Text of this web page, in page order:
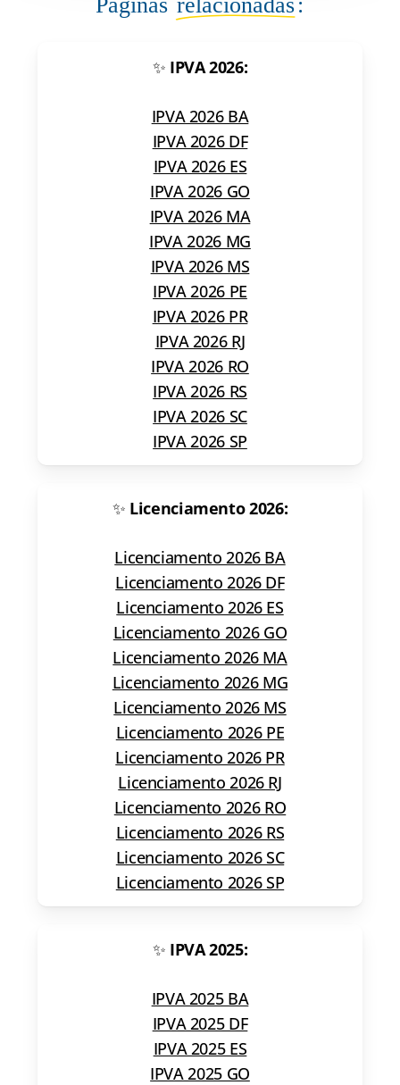
Páginas relacionadas:
✨ IPVA 2026:
IPVA 2026 BA
IPVA 2026 DF
IPVA 2026 ES
IPVA 2026 GO
IPVA 2026 MA
IPVA 2026 MG
IPVA 2026 MS
IPVA 2026 PE
IPVA 2026 PR
IPVA 2026 RJ
IPVA 2026 RO
IPVA 2026 RS
IPVA 2026 SC
IPVA 2026 SP
✨ Licenciamento 2026:
Licenciamento 2026 BA
Licenciamento 2026 DF
Licenciamento 2026 ES
Licenciamento 2026 GO
Licenciamento 2026 MA
Licenciamento 2026 MG
Licenciamento 2026 MS
Licenciamento 2026 PE
Licenciamento 2026 PR
Licenciamento 2026 RJ
Licenciamento 2026 RO
Licenciamento 2026 RS
Licenciamento 2026 SC
Licenciamento 2026 SP
✨ IPVA 2025:
IPVA 2025 BA
IPVA 2025 DF
IPVA 2025 ES
IPVA 2025 GO